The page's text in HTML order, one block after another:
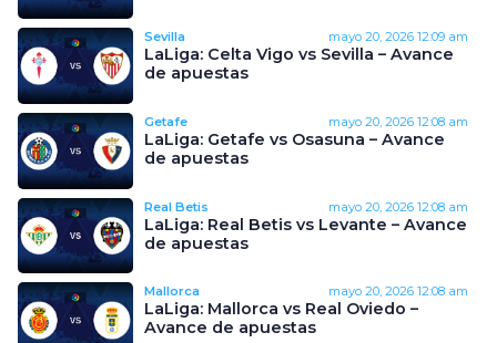
Sevilla mayo 20, 2026 12:09 am
LaLiga: Celta Vigo vs Sevilla – Avance
de apuestas
Getafe mayo 20, 2026 12:08 am
LaLiga: Getafe vs Osasuna – Avance
de apuestas
Real Betis mayo 20, 2026 12:08 am
LaLiga: Real Betis vs Levante – Avance
de apuestas
Mallorca mayo 20, 2026 12:08 am
LaLiga: Mallorca vs Real Oviedo –
Avance de apuestas